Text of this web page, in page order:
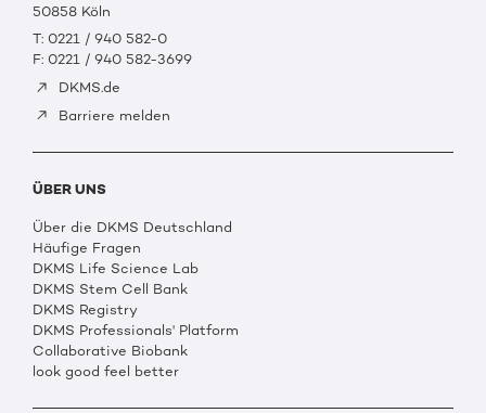
50858 Köln
T: 0221 / 940 582-0
F: 0221 / 940 582-3699
DKMS.de
Barriere melden
ÜBER UNS
Über die DKMS Deutschland
Häufige Fragen
DKMS Life Science Lab
DKMS Stem Cell Bank
DKMS Registry
DKMS Professionals' Platform
Collaborative Biobank
look good feel better